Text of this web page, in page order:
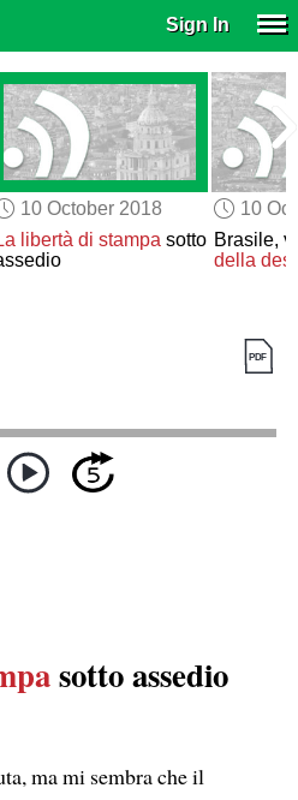
Sign In
10 October 2018
libertà di stampasotto
10
Brasile,
della
sotto assedio
ma mi sembra che il